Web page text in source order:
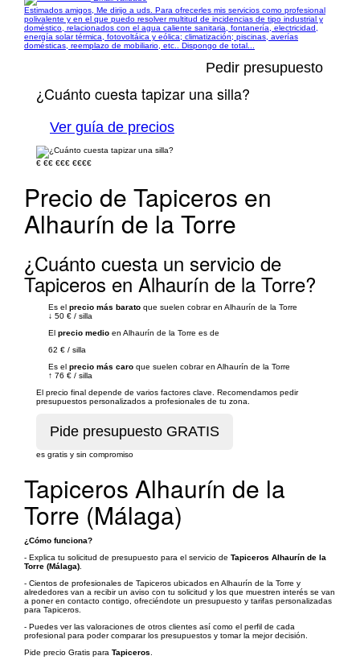
Estimados amigos, Me dirijo a uds. Para ofrecerles mis servicios como profesional
polivalente y en el que puedo resolver multitud de incidencias de tipo industrial y
doméstico, relacionados con el agua caliente sanitaria, fontanería, electricidad,
energía solar térmica, fotovoltáica y eólica; climatización; piscinas, averías
domésticas, reemplazo de mobiliario, etc.. Dispongo de total...
Pedir presupuesto
¿Cuánto cuesta tapizar una silla?
Ver guía de precios
€ €€ €€€ €€€€
Precio de Tapiceros en
Alhaurín de la Torre
¿Cuánto cuesta un servicio de
Tapiceros en Alhaurín de la Torre?
Es el precio más barato que suelen cobrar en Alhaurín de la Torre
↓ 50 € / silla
El precio medio en Alhaurín de la Torre es de
62 € / silla
Es el precio más caro que suelen cobrar en Alhaurín de la Torre
↑ 76 € / silla
El precio final depende de varios factores clave. Recomendamos pedir
presupuestos personalizados a profesionales de tu zona.
es gratis y sin compromiso
Tapiceros Alhaurín de la
Torre (Málaga)
¿Cómo funciona?
- Explica tu solicitud de presupuesto para el servicio de Tapiceros Alhaurín de la
Torre (Málaga)
- Cientos de profesionales de Tapiceros ubicados en Alhaurín de la Torre y
alrededores van a recibir un aviso con tu solicitud y los que muestren interés se van
a poner en contacto contigo, ofreciéndote un presupuesto y tarifas personalizadas
para Tapiceros.
- Puedes ver las valoraciones de otros clientes así como el perfil de cada
profesional para poder comparar los presupuestos y tomar la mejor decisión.
Pide precio Gratis para Tapiceros